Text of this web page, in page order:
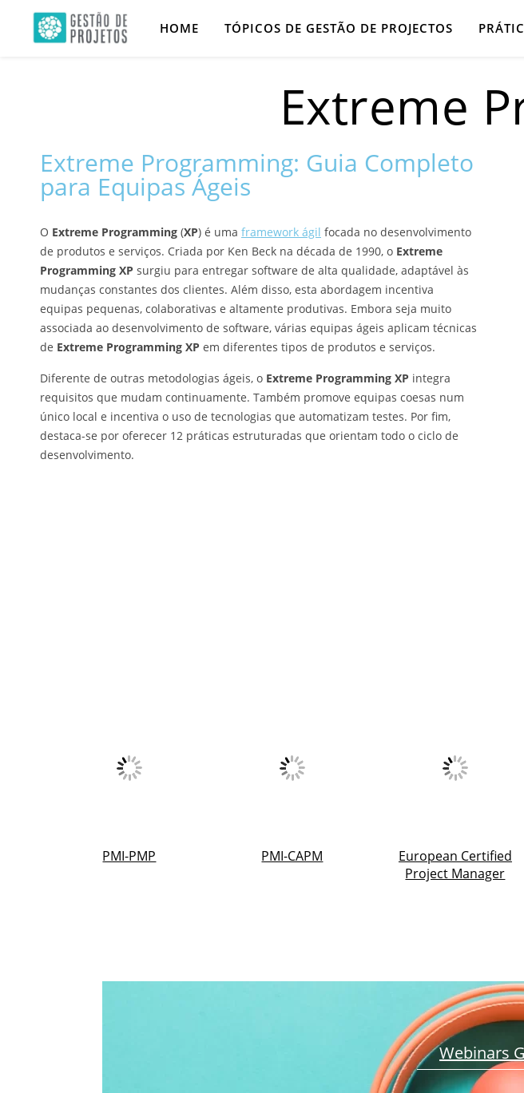
HOME TÓPICOS DE GESTÃO DE PROJECTOS
Extreme
Extreme Programming: Guia Completo
para Equipas Ágeis
O Extreme Programming (XP) é uma framework ágil focada no desenvolvimento
de produtos e serviços. Criada por Ken Beck na década de 1990, o Extreme
Programming XP surgiu para entregar software de alta qualidade, adaptável às
mudanças constantes dos clientes. Além disso, esta abordagem incentiva
equipas pequenas, colaborativas e altamente produtivas. Embora seja muito
associada ao desenvolvimento de software, várias equipas ágeis aplicam técnicas
de Extreme Programming XP em diferentes tipos de produtos e serviços.
Diferente de outras metodologias ágeis, o Extreme Programming XP integra
requisitos que mudam continuamente. Também promove equipas coesas num
único local e incentiva o uso de tecnologias que automatizam testes. Por fim,
destaca-se por oferecer 12 práticas estruturadas que orientam todo o ciclo de
desenvolvimento.
PMI-PMP PMI-CAPM
European Certified
Project Manager
Webinars